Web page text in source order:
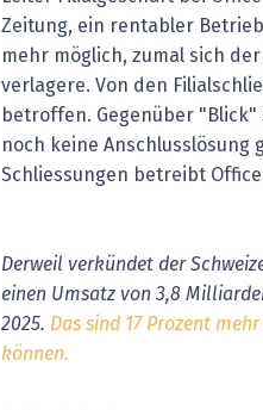
Zeitung, ein rentabler
mehr möglich, zumal sich
verlagere. Von den
betroffen. Gegenüber
noch keine Anschlusslösung
Schliessungen betreibt
Derweil verkündet der
einen Umsatz von 3,8
2025. Das sind 17 Prozent
können.